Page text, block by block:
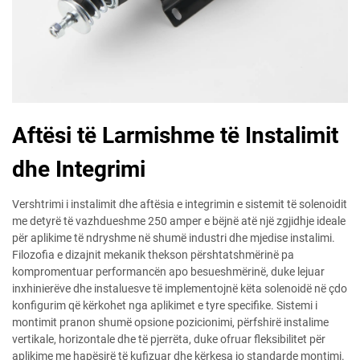
Aftësi të Larmishme të Instalimit
dhe Integrimi
Vershtrimi i instalimit dhe aftësia e integrimin e sistemit të solenoidit
me detyrë të vazhdueshme 250 amper e bëjnë atë një zgjidhje ideale
për aplikime të ndryshme në shumë industri dhe mjedise instalimi.
Filozofia e dizajnit mekanik thekson përshtatshmërinë pa
kompromentuar performancën apo besueshmërinë, duke lejuar
inxhinierëve dhe instaluesve të implementojnë këta solenoidë në çdo
konfigurim që kërkohet nga aplikimet e tyre specifike. Sistemi i
montimit pranon shumë opsione pozicionimi, përfshirë instalime
vertikale, horizontale dhe të pjerrëta, duke ofruar fleksibilitet për
aplikime me hapësirë të kufizuar dhe kërkesa jo standarde montimi.